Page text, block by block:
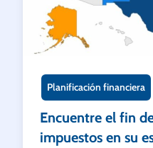
Planificación financiera
Encuentre el fin
impuestos en su